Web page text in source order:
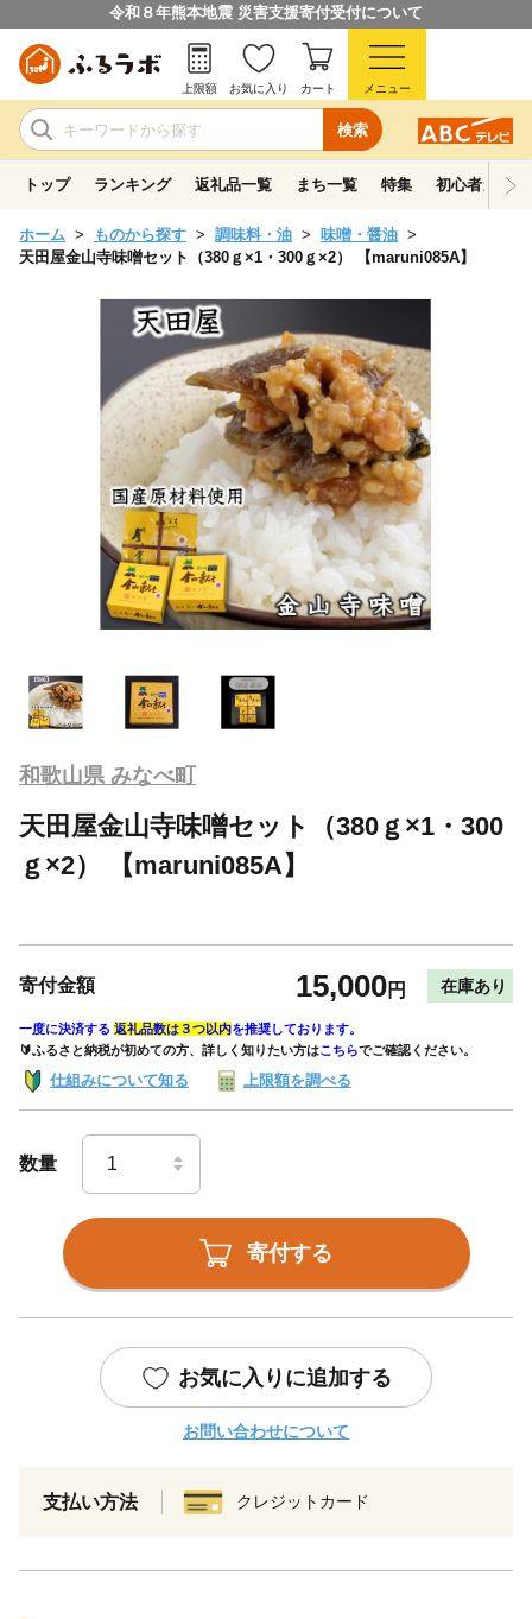
令和８年熊本地震 災害支援寄付受付について
検索
上限額 お気に入り カート メニュー
トップ ランキング 返礼品一覧 まち一覧 特集 初心者ガイド
ホーム ものから探す 調味料・油
味噌・醤油
天田屋金山寺味噌セット（380ｇ×1・300ｇ×2） 【maruni085A】
和歌山県 みなべ町
天田屋金山寺味噌セット（380ｇ×1・300
ｇ×2） 【maruni085A】
寄付金額 15,000円 在庫あり
一度に決済する 返礼品数は３つ以内を推奨しております。
🔰ふるさと納税が初めての方、詳しく知りたい方はこちらでご確認ください。
仕組みについて知る 上限額を調べる
数量
寄付する
お気に入りに追加する
お問い合わせについて
支払い方法 クレジットカード